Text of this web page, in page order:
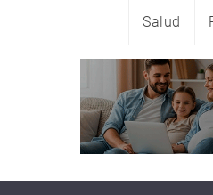
Salud